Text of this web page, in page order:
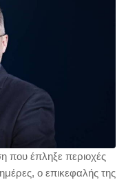
που έπληξε περιοχές
ο επικεφαλής της